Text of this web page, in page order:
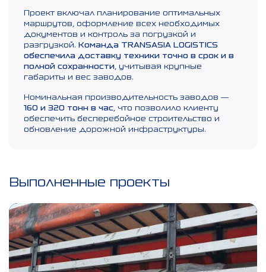
Проект включал планирование оптимальных
маршрутов, оформление всех необходимых
документов и контроль за погрузкой и
разгрузкой. Команда TRANSASIA LOGISTICS
обеспечила доставку техники точно в срок и в
полной сохранности , учитывая крупные
габариты и вес заводов.
Номинальная производительность заводов —
160 и 320 тонн в час , что позволило клиенту
обеспечить бесперебойное строительство и
обновление дорожной инфраструктуры.
Выполненные проекты